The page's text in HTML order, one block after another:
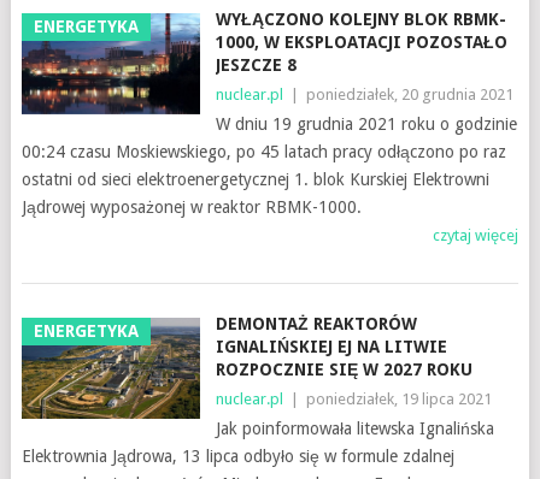
ENERGETYKA
WYŁĄCZONO KOLEJNY BLOK RBMK-
1000, W EKSPLOATACJI POZOSTAŁO
JESZCZE 8
nuclear.pl poniedziałek, 20 grudnia 2021
W dniu 19 grudnia 2021 roku o godzinie
00:24 czasu Moskiewskiego, po 45 latach pracy odłączono po raz
ostatni od sieci elektroenergetycznej 1. blok Kurskiej Elektrowni
Jądrowej wyposażonej w reaktor RBMK-1000.
czytaj więcej
ENERGETYKA
DEMONTAŻ REAKTORÓW
IGNALIŃSKIEJ EJ NA LITWIE
ROZPOCZNIE SIĘ W 2027 ROKU
nuclear.pl poniedziałek, 19 lipca 2021
Jak poinformowała litewska Ignalińska
Elektrownia Jądrowa, 13 lipca odbyło się w formule zdalnej